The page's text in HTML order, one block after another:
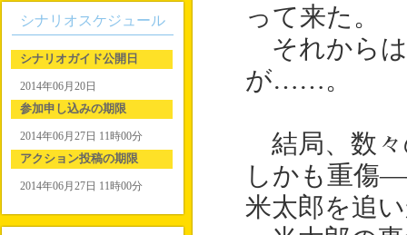
って来た。
それからは
が……。
結局、数
しかも重傷
米太郎を追
シナリオスケジュール
シナリオガイド公開日
2014年06月20日
参加申し込みの期限
2014年06月27日 11時00分
アクション投稿の期限
2014年06月27日 11時00分